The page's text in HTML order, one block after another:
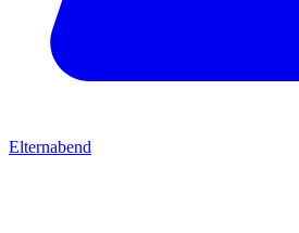
Elternabend